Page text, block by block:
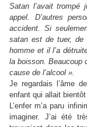
Satan l’avait trompé
appel. D’autres
accident. Si
satan est de tuer, de
homme et il l’a
la boisson. Beaucoup
cause de l’alcool ».
Je regardais l’âme
enfant qui allait
L’enfer m’a paru
imaginer. J’ai été